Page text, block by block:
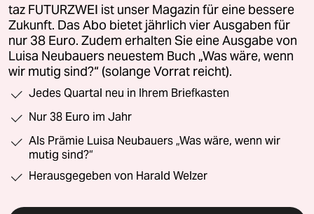
taz FUTURZWEI ist unser Magazin für eine bessere
Zukunft. Das Abo bietet jährlich vier Ausgaben für
nur 38 Euro. Zudem erhalten Sie eine Ausgabe von
Luisa Neubauers neuestem Buch „Was wäre, wenn
wir mutig sind?“ (solange Vorrat reicht).
Jedes Quartal neu in Ihrem Briefkasten
Nur 38 Euro im Jahr
Als Prämie Luisa Neubauers „Was wäre, wenn wir
mutig sind?“
Herausgegeben von Harald Welzer